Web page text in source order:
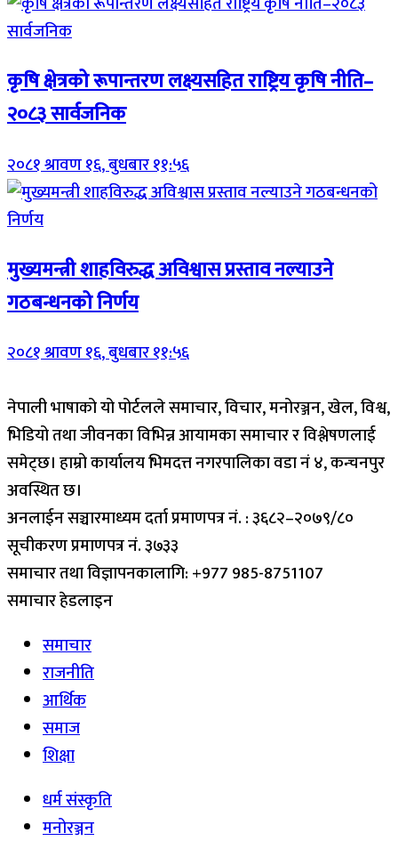
कृषि क्षेत्रको रूपान्तरण लक्ष्यसहित राष्ट्रिय कृषि नीति–
२०८३ सार्वजनिक
२०८१ श्रावण १६, बुधबार ११:५६
मुख्यमन्त्री शाहविरुद्ध अविश्वास प्रस्ताव नल्याउने
गठबन्धनको निर्णय
२०८१ श्रावण १६, बुधबार ११:५६
नेपाली भाषाको यो पोर्टलले समाचार, विचार, मनोरञ्जन, खेल, विश्व,
भिडियो तथा जीवनका विभिन्न आयामका समाचार र विश्लेषणलाई
समेट्छ। हाम्रो कार्यालय भिमदत्त नगरपालिका वडा नं ४, कन्चनपुर
अवस्थित छ।
अनलाईन सञ्चारमाध्यम दर्ता प्रमाणपत्र नं. : ३६८२–२०७९/८०
सूचीकरण प्रमाणपत्र नं. ३७३३
समाचार तथा विज्ञापनकालागि: +977 985-8751107
समाचार हेडलाइन
समाचार
राजनीति
आर्थिक
समाज
शिक्षा
धर्म संस्कृति
मनोरञ्जन